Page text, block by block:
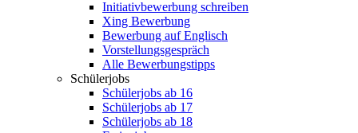
Initiativbewerbung schreiben
Xing Bewerbung
Bewerbung auf Englisch
Vorstellungsgespräch
Alle Bewerbungstipps
Schülerjobs
Schülerjobs ab 16
Schülerjobs ab 17
Schülerjobs ab 18